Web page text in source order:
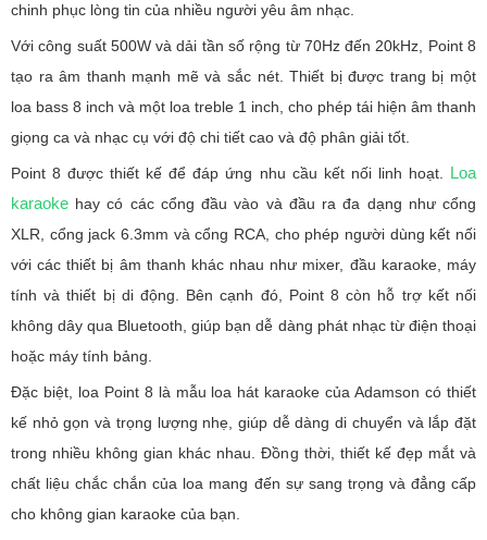
chinh phục lòng tin của nhiều người yêu âm nhạc.
Với công suất 500W và dải tần số rộng từ 70Hz đến 20kHz, Point 8
tạo ra âm thanh mạnh mẽ và sắc nét. Thiết bị được trang bị một
loa bass 8 inch và một loa treble 1 inch, cho phép tái hiện âm thanh
giọng ca và nhạc cụ với độ chi tiết cao và độ phân giải tốt.
Point 8 được thiết kế để đáp ứng nhu cầu kết nối linh hoạt. Loa
karaoke hay có các cổng đầu vào và đầu ra đa dạng như cổng
XLR, cổng jack 6.3mm và cổng RCA, cho phép người dùng kết nối
với các thiết bị âm thanh khác nhau như mixer, đầu karaoke, máy
tính và thiết bị di động. Bên cạnh đó, Point 8 còn hỗ trợ kết nối
không dây qua Bluetooth, giúp bạn dễ dàng phát nhạc từ điện thoại
hoặc máy tính bảng.
Đặc biệt, loa Point 8 là mẫu loa hát karaoke của Adamson có thiết
kế nhỏ gọn và trọng lượng nhẹ, giúp dễ dàng di chuyển và lắp đặt
trong nhiều không gian khác nhau. Đồng thời, thiết kế đẹp mắt và
chất liệu chắc chắn của loa mang đến sự sang trọng và đẳng cấp
cho không gian karaoke của bạn.